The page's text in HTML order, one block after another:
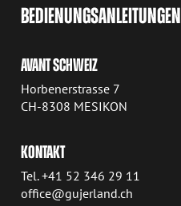
BEDIENUNGSANLEITUNGEN
AVANT SCHWEIZ
Horbenerstrasse 7
CH-8308 MESIKON
KONTAKT
Tel. +41 52 346 29 11
office@gujerland.ch